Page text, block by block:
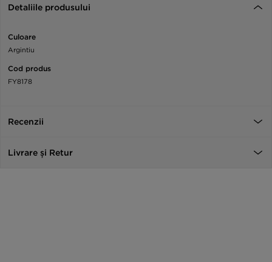
Detaliile produsului
Culoare
Argintiu
Cod produs
FY8178
Recenzii
Livrare și Retur